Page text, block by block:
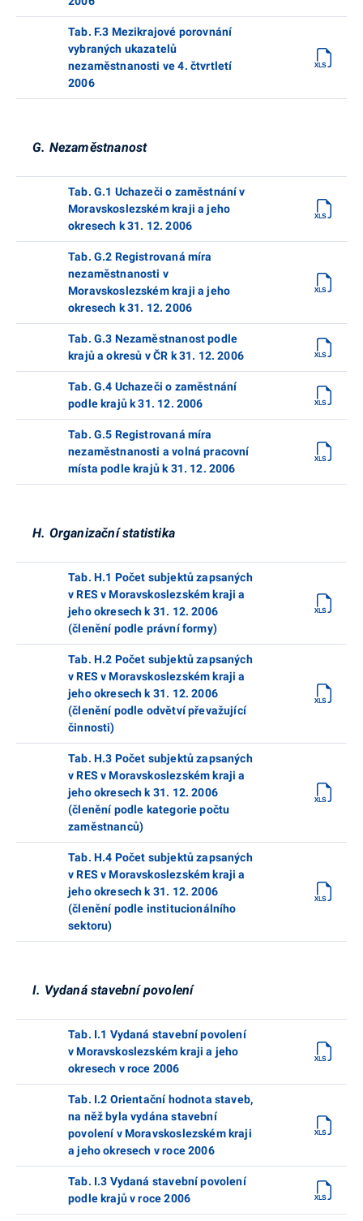
Tab. F.3 Mezikrajové porovnání
vybraných ukazatelů
nezaměstnanosti ve 4. čtvrtletí
2006
G. Nezaměstnanost
Tab. G.1 Uchazeči o zaměstnání v
Moravskoslezském kraji a jeho
okresech k 31. 12. 2006
Tab. G.2 Registrovaná míra
nezaměstnanosti v
Moravskoslezském kraji a jeho
okresech k 31. 12. 2006
Tab. G.3 Nezaměstnanost podle
krajů a okresů v ČR k 31. 12. 2006
Tab. G.4 Uchazeči o zaměstnání
podle krajů k 31. 12. 2006
Tab. G.5 Registrovaná míra
nezaměstnanosti a volná pracovní
místa podle krajů k 31. 12. 2006
H. Organizační statistika
Tab. H.1 Počet subjektů zapsaných
v RES v Moravskoslezském kraji a
jeho okresech k 31. 12. 2006
(členění podle právní formy)
Tab. H.2 Počet subjektů zapsaných
v RES v Moravskoslezském kraji a
jeho okresech k 31. 12. 2006
(členění podle odvětví převažující
činnosti)
Tab. H.3 Počet subjektů zapsaných
v RES v Moravskoslezském kraji a
jeho okresech k 31. 12. 2006
(členění podle kategorie počtu
zaměstnanců)
Tab. H.4 Počet subjektů zapsaných
v RES v Moravskoslezském kraji a
jeho okresech k 31. 12. 2006
(členění podle institucionálního
sektoru)
I. Vydaná stavební povolení
Tab. I.1 Vydaná stavební povolení
v Moravskoslezském kraji a jeho
okresech v roce 2006
Tab. I.2 Orientační hodnota staveb,
na něž byla vydána stavební
povolení v Moravskoslezském kraji
a jeho okresech v roce 2006
Tab. I.3 Vydaná stavební povolení
podle krajů v roce 2006